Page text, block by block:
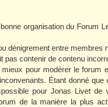
organisation du Forum
dénigrement entre membres
pas contenir de contenu
pour modérer le forum
Étant donné
pour Jonas Livet
de la manière la plus